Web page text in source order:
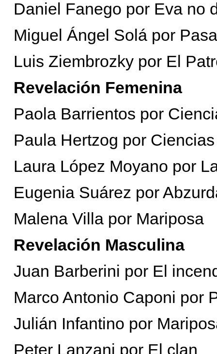
Daniel Fanego por Eva no
Miguel Ángel Solá por
Luis Ziembrozky por El
Revelación Femenina
Paola Barrientos por
Paula Hertzog por
Laura López Moyano por
Eugenia Suárez por
Malena Villa por Mariposa
Revelación Masculina
Juan Barberini por El
Marco Antonio Caponi por
Julián Infantino por
Peter Lanzani por El clan